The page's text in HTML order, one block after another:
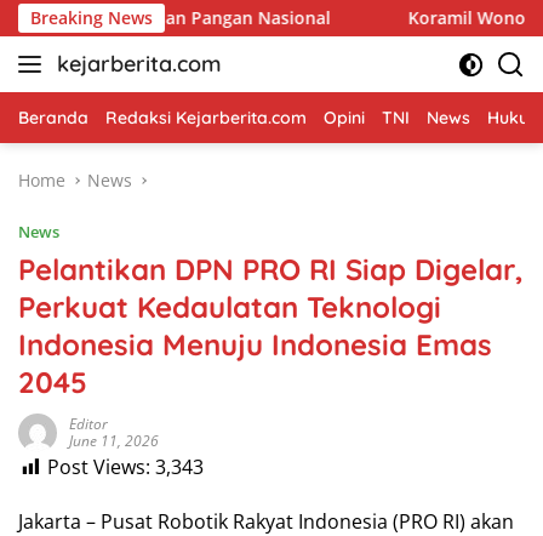
Skip
to
content
Breaking News
Pangan Nasional Koramil Wonomerto Dampingi
kejarberita.com
Beranda Redaksi Kejarberita.com Opini TNI News
Home News
News
Pelantikan DPN PRO RI Siap Digelar,
Perkuat Kedaulatan Teknologi
Indonesia Menuju Indonesia Emas
2045
Editor
June 11, 2026
Post Views: 3,343
Jakarta – Pusat Robotik Rakyat Indonesia (PRO RI) akan